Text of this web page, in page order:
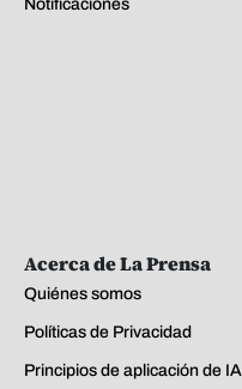
Notificaciones
Acerca de La Prensa
Quiénes somos
Políticas de Privacidad
Principios de aplicación de IA